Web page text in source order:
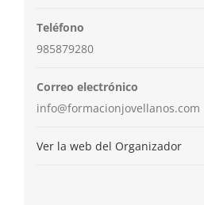
Teléfono
985879280
Correo electrónico
info@formacionjovellanos.com
Ver la web del Organizador